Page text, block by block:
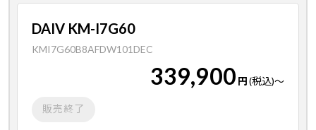
DAIV KM-I7G60
KMI7G60B8AFDW101DEC
339,900 円(税込)～
販売終了